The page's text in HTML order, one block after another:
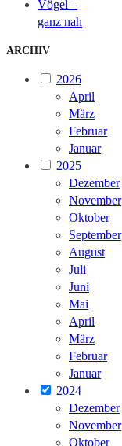
Vögel –
ganz nah
ARCHIV
2026
April
März
Februar
Januar
2025
Dezember
November
Oktober
September
August
Juli
Juni
Mai
April
März
Februar
Januar
2024
Dezember
November
Oktober